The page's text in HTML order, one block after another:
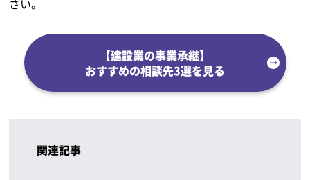
さい。
【建設業の事業承継】
おすすめの相談先3選を見る
関連記事